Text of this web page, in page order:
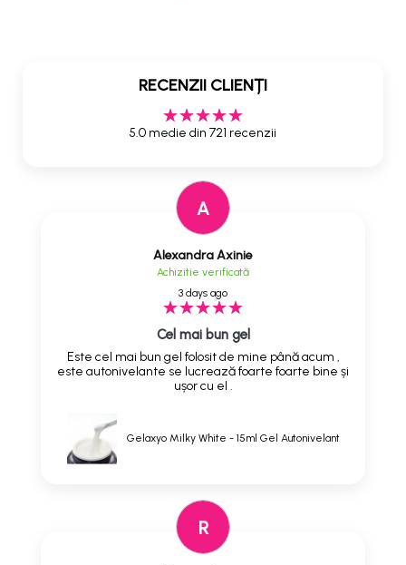
RECENZII CLIENȚI
5.0 medie din 721 recenzii
A
Alexandra Axinie
Achizitie verificată
3 days ago
Cel mai bun gel
Este cel mai bun gel folosit de mine până acum ,
este autonivelante se lucrează foarte foarte bine și
ușor cu el .
Gelaxyo Milky White - 15ml Gel Autonivelant
R